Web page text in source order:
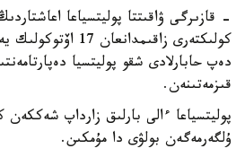
- قازىرگى ۋاقىتتا پوليتسياعا
كولىكتەرى
دەپ حابارلادى شقو پوليتسيا
قىزمەتىنەن.
پوليتسياعا ءالى بارلىق زارداپ
ۇلگەرمەگەن بولۋى دا مۇمكىن.